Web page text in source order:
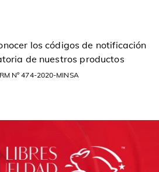
los códigos de notificación
de nuestros productos
Nº 474-2020-MINSA